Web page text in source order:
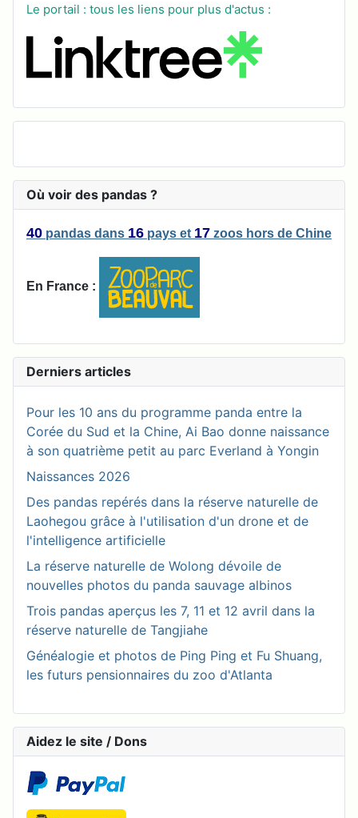
Le portail : tous les liens pour plus d'actus :
Où voir des pandas ?
40 pandas dans 16 pays et 17 zoos hors de Chine
En France :
Derniers articles
Pour les 10 ans du programme panda entre la
Corée du Sud et la Chine, Ai Bao donne naissance
à son quatrième petit au parc Everland à Yongin
Naissances 2026
Des pandas repérés dans la réserve naturelle de
Laohegou grâce à l'utilisation d'un drone et de
l'intelligence artificielle
La réserve naturelle de Wolong dévoile de
nouvelles photos du panda sauvage albinos
Trois pandas aperçus les 7, 11 et 12 avril dans la
réserve naturelle de Tangjiahe
Généalogie et photos de Ping Ping et Fu Shuang,
les futurs pensionnaires du zoo d'Atlanta
Aidez le site / Dons